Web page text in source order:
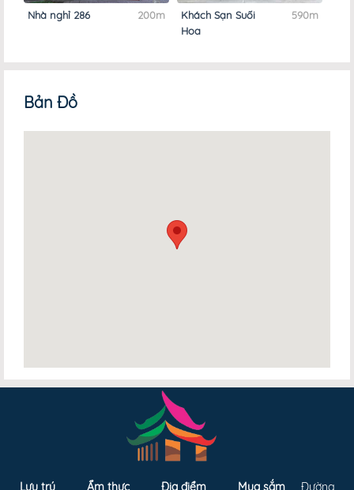
Nhà nghỉ 286 200m
Khách Sạn Suối
Hoa
590m
Bản Đồ
Lưu trú Ẩm thực Địa điểm Mua sắm Đường